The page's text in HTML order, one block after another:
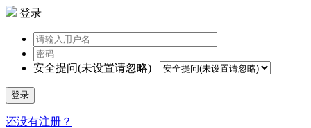
登录
安全提问(未设置请忽略)
登录
还没有注册？